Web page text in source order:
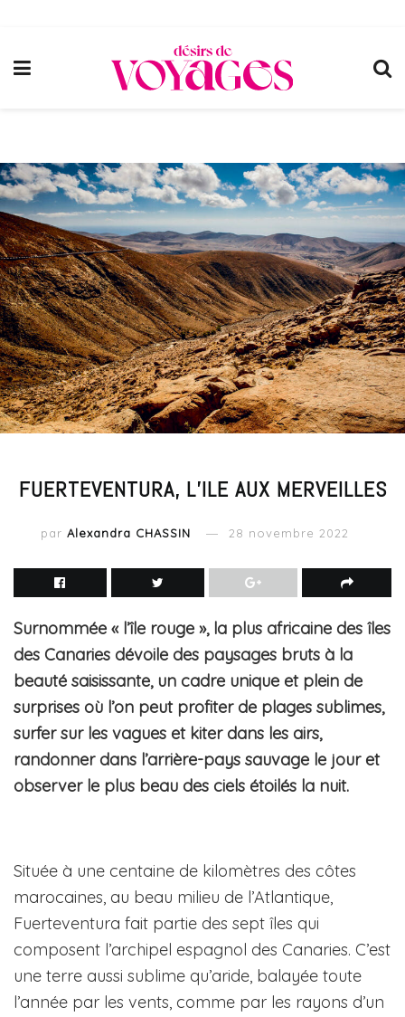
FUERTEVENTURA, L’ILE AUX MERVEILLES
par Alexandra CHASSIN 28 novembre 2022
Surnommée « l’île rouge », la plus africaine des îles
des Canaries dévoile des paysages bruts à la
beauté saisissante, un cadre unique et plein de
surprises où l’on peut profiter de plages sublimes,
surfer sur les vagues et kiter dans les airs,
randonner dans l’arrière-pays sauvage le jour et
observer le plus beau des ciels étoilés la nuit.
Située à une centaine de kilomètres des côtes
marocaines, au beau milieu de l’Atlantique,
Fuerteventura fait partie des sept îles qui
composent l’archipel espagnol des Canaries. C’est
une terre aussi sublime qu’aride, balayée toute
l’année par les vents, comme par les rayons d’un